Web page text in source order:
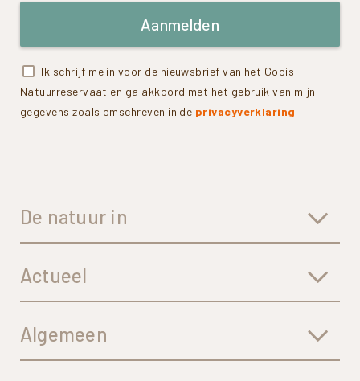
Aanmelden
Ik schrijf me in voor de nieuwsbrief van het Goois
Natuurreservaat en ga akkoord met het gebruik van mijn
gegevens zoals omschreven in de privacyverklaring.
De natuur in
Actueel
Algemeen